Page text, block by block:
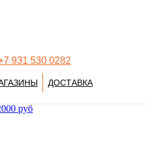
931 530 0282
ДОСТАВКА